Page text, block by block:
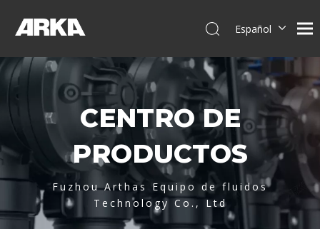
Español
简体中文
العربية
Français
Pусский
Italiano
CENTRO DE
PRODUCTOS
Fuzhou Arthas Equipo de fluidos
Technology Co., Ltd